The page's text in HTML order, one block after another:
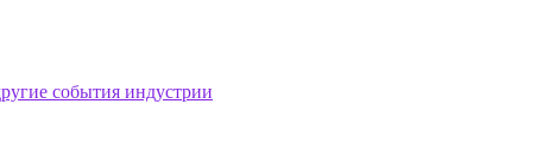
события индустрии